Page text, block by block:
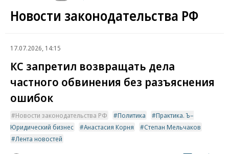
Новости законодательства РФ
17.07.2026, 14:15
КС запретил возвращать дела
частного обвинения без разъяснения
ошибок
Новости законодательства РФ Политика
Практика. Ъ–
Юридический бизнес
Анастасия Корня
Степан Мельчаков
Лента новостей